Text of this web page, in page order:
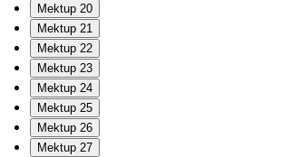
Mektup 20
Mektup 21
Mektup 22
Mektup 23
Mektup 24
Mektup 25
Mektup 26
Mektup 27